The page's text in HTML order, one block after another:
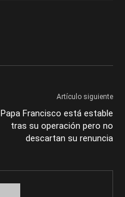
Artículo siguiente
Papa Francisco está estable
tras su operación pero no
descartan su renuncia